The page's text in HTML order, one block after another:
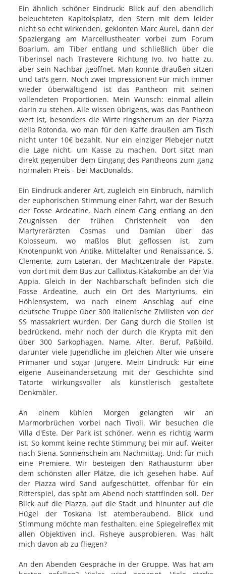
Ein ähnlich schöner Eindruck: Blick auf den abendlich
beleuchteten Kapitolsplatz, den Stern mit dem leider
nicht so echt wirkenden, geklonten Marc Aurel, dann der
Spaziergang am Marcellustheater vorbei zum Forum
Boarium, am Tiber entlang und schließlich über die
Tiberinsel nach Trastevere Richtung Ivo. Ivo hatte zu,
aber sein Nachbar geöffnet. Man konnte draußen sitzen
und tat's gern. Noch zwei Impressionen! Für mich immer
wieder überwältigend ist das Pantheon mit seinen
vollendeten Proportionen. Mein Wunsch: einmal allein
darin zu stehen. Alle wissen übrigens, was das Pantheon
wert ist, besonders die Wirte ringsherum an der Piazza
della Rotonda, wo man für den Kaffe draußen am Tisch
nicht unter 10€ bezahlt. Nur ein einziger Plebejer nutzt
die Lage nicht, um Kasse zu machen. Dort sitzt man
direkt gegenüber dem Eingang des Pantheons zum ganz
normalen Preis - bei MacDonalds.
Ein Eindruck anderer Art, zugleich ein Einbruch, nämlich
der euphorischen Stimmung einer Fahrt, war der Besuch
der Fosse Ardeatine. Nach einem Gang entlang an den
Zeugnissen der frühen Christenheit von den
Martyrerärzten Cosmas und Damian über das
Kolosseum, wo maßlos Blut geflossen ist, zum
Knotenpunkt von Antike, Mittelalter und Renaissance, S.
Clemente, zum Lateran, der Machtzentrale der Päpste,
von dort mit dem Bus zur Callixtus-Katakombe an der Via
Appia. Gleich in der Nachbarschaft befinden sich die
Fosse Ardeatine, auch ein Ort des Martyriums, ein
Höhlensystem, wo nach einem Anschlag auf eine
deutsche Truppe über 300 italienische Zivilisten von der
SS massakriert wurden. Der Gang durch die Stollen ist
bedrückend, mehr noch der durch die Krypta mit den
über 300 Sarkophagen. Name, Alter, Beruf, Paßbild,
darunter viele Jugendliche im gleichen Alter wie unsere
Primaner und sogar Jüngere. Mein Eindruck: Für eine
eigene Auseinandersetzung mit der Geschichte sind
Tatorte wirkungsvoller als künstlerisch gestaltete
Denkmäler.
An einem kühlen Morgen gelangten wir an
Marmorbrüchen vorbei nach Tivoli. Wir besuchen die
Villa d'Este. Der Park ist schöner, wenn es richtig warm
ist. So kommt keine rechte Stimmung bei mir auf. Weiter
nach Siena. Sonnenschein am Nachmittag. Und: für mich
eine Premiere. Wir besteigen den Rathausturm über
dem schönsten aller Plätze, die ich gesehen habe. Auf
der Piazza wird Sand aufgeschüttet, offenbar für ein
Ritterspiel, das spät am Abend noch stattfinden soll. Der
Blick auf die Piazza, auf die Stadt und hinunter auf die
Hügel der Toskana ist atemberaubend. Blick und
Stimmung möchte man festhalten, eine Spiegelreflex mit
allen Objektiven incl. Fisheye ausprobieren. Was hält
mich davon ab zu fliegen?
An den Abenden Gespräche in der Gruppe. Was hat am